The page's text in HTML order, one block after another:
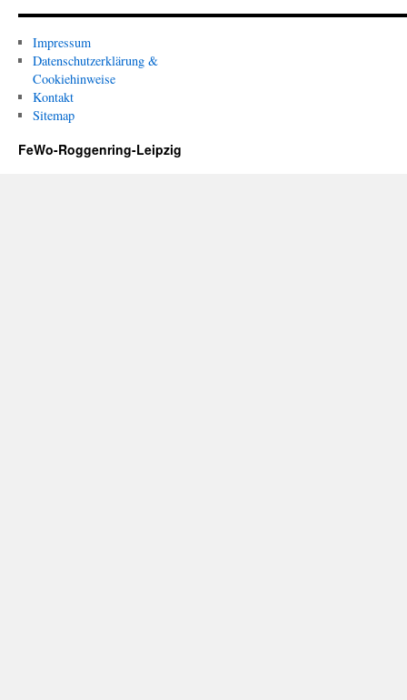
Impressum
Datenschutzerklärung &
Cookiehinweise
Kontakt
Sitemap
FeWo-Roggenring-Leipzig